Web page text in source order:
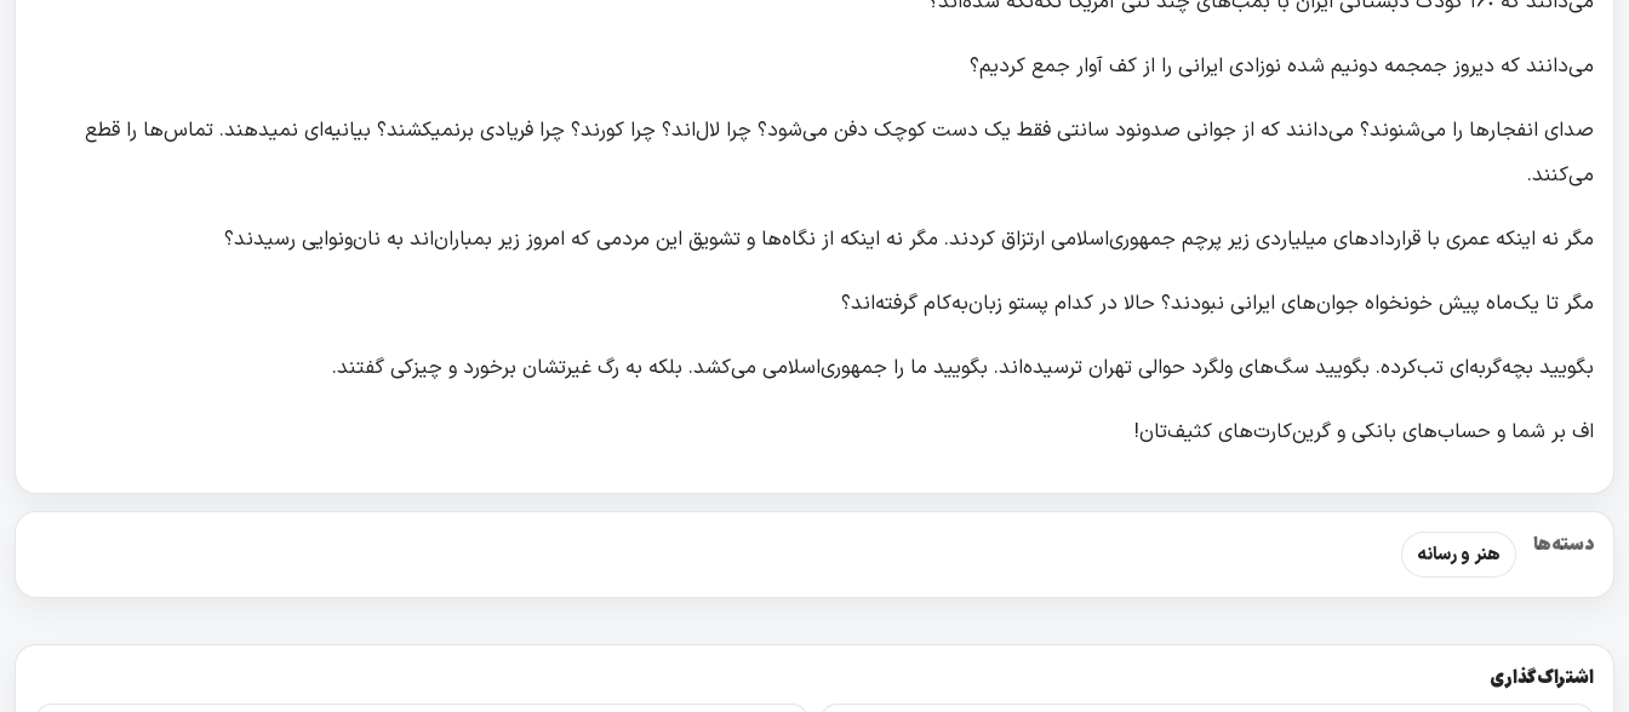
می‌دانند که دیروز جمجمه دونیم شده نوزادی ایرانی را از کف آوار جمع کردیم؟
صدای انفجارها را می‌شنوند؟ می‌دانند که از جوانی صدونود سانتی فقط یک دست کوچک دفن می‌شود؟ چرا لال‌اند؟ چرا کورند؟ چرا فریادی برنمیکشند؟ بیانیه‌ای نمیدهند. تماس‌ها را قطع
می‌کنند.
مگر نه اینکه عمری با قراردادهای میلیاردی زیر پرچم جمهوری‌اسلامی ارتزاق کردند. مگر نه اینکه از نگاه‌ها و تشویق این مردمی که امروز زیر بمباران‌اند به نان‌ونوایی رسیدند؟
مگر تا یک‌ماه پیش خونخواه جوان‌های ایرانی نبودند؟ حالا در کدام پستو زبان‌به‌کام گرفته‌اند؟
بگویید بچه‌گربه‌ای تب‌کرده. بگویید سگ‌های ولگرد حوالی تهران ترسیده‌اند. بگویید ما را جمهوری‌اسلامی می‌کشد. بلکه به رگ غیرتشان برخورد و چیزکی گفتند.
اف بر شما و حساب‌های بانکی‌ و گرین‌کارت‌های کثیف‌تان!
دسته‌ها هنر و رسانه
اشتراک‌گذاری